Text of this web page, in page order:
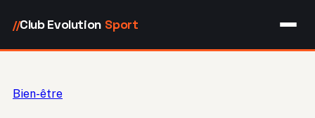
//Club Evolution Sport
Bien-être